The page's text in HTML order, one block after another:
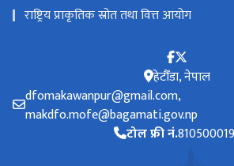
राष्ट्रिय प्राकृतिक स्रोत तथा वित्त आयोग
हेटौँडा, नेपाल
dfomakawanpur@gmail.com,
makdfo.mofe@bagamati.gov.np
टोल फ्री नं.